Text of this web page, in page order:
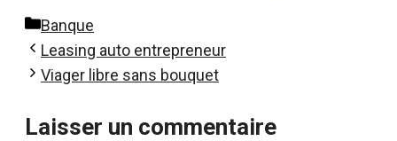
Catégories
Banque
Leasing auto entrepreneur
Viager libre sans bouquet
Laisser un commentaire